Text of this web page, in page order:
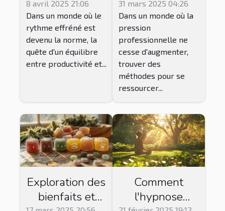
pour améliorer
la productivité
et la santé
mentale
8 avril 2025 21:06
Dans un monde où le
rythme effréné est
devenu la norme, la
quête d'un équilibre
entre productivité et...
profonde pour
les
professionnels
surmenés
31 mars 2025 04:26
Dans un monde où la
pression
professionnelle ne
cesse d'augmenter,
trouver des
méthodes pour se
ressourcer...
Exploration des
bienfaits et
Comment
l'hypnose